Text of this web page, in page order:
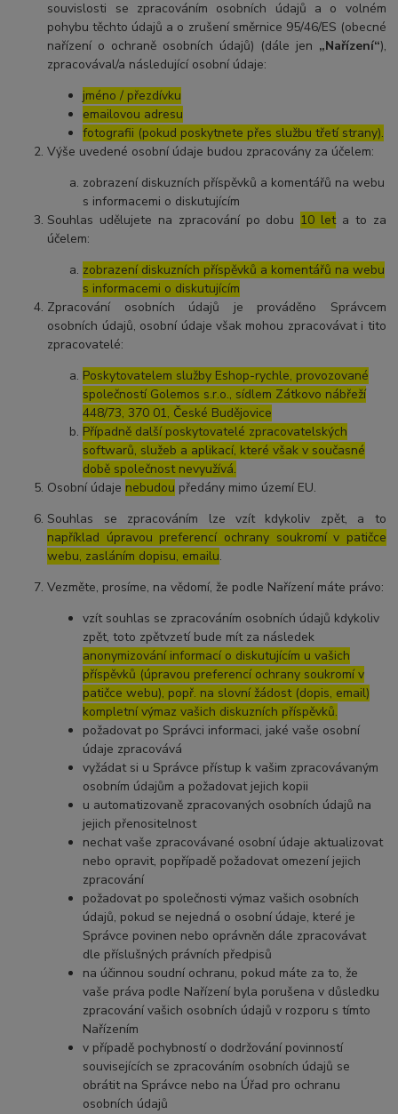
souvislosti se zpracováním osobních údajů a o volném
pohybu těchto údajů a o zrušení směrnice 95/46/ES (obecné
nařízení o ochraně osobních údajů) (dále jen „Nařízení“),
zpracovával/a následující osobní údaje:
jméno / přezdívku
emailovou adresu
fotografii (pokud poskytnete přes službu třetí strany).
Výše uvedené osobní údaje budou zpracovány za účelem:
zobrazení diskuzních příspěvků a komentářů na webu
s informacemi o diskutujícím
Souhlas udělujete na zpracování po dobu 10 leta to za
účelem:
zobrazení diskuzních příspěvků a komentářů na webu
s informacemi o diskutujícím
Zpracování osobních údajů je prováděno Správcem
osobních údajů, osobní údaje však mohou zpracovávat i tito
zpracovatelé:
Poskytovatelem služby Eshop-rychle, provozované
společností Golemos s.r.o., sídlem Zátkovo nábřeží
448/73, 370 01, České Budějovice
Případně další poskytovatelé zpracovatelských
softwarů, služeb a aplikací, které však v současné
době společnost nevyužívá.
Osobní údaje nebudou předány mimo území EU.
Souhlas se zpracováním lze vzít kdykoliv zpět, a to
například úpravou preferencí ochrany soukromí v patičce
webu, zasláním dopisu, emailu.
Vezměte, prosíme, na vědomí, že podle Nařízení máte právo:
vzít souhlas se zpracováním osobních údajů kdykoliv
zpět, toto zpětvzetí bude mít za následek
anonymizování informací o diskutujícím u vašich
příspěvků (úpravou preferencí ochrany soukromí v
patičce webu), popř. na slovní žádost (dopis, email)
kompletní výmaz vašich diskuzních příspěvků.
požadovat po Správci informaci, jaké vaše osobní
údaje zpracovává
vyžádat si u Správce přístup k vašim zpracovávaným
osobním údajům a požadovat jejich kopii
u automatizovaně zpracovaných osobních údajů na
jejich přenositelnost
nechat vaše zpracovávané osobní údaje aktualizovat
nebo opravit, popřípadě požadovat omezení jejich
zpracování
požadovat po společnosti výmaz vašich osobních
údajů, pokud se nejedná o osobní údaje, které je
Správce povinen nebo oprávněn dále zpracovávat
dle příslušných právních předpisů
na účinnou soudní ochranu, pokud máte za to, že
vaše práva podle Nařízení byla porušena v důsledku
zpracování vašich osobních údajů v rozporu s tímto
Nařízením
v případě pochybností o dodržování povinností
souvisejících se zpracováním osobních údajů se
obrátit na Správce nebo na Úřad pro ochranu
osobních údajů